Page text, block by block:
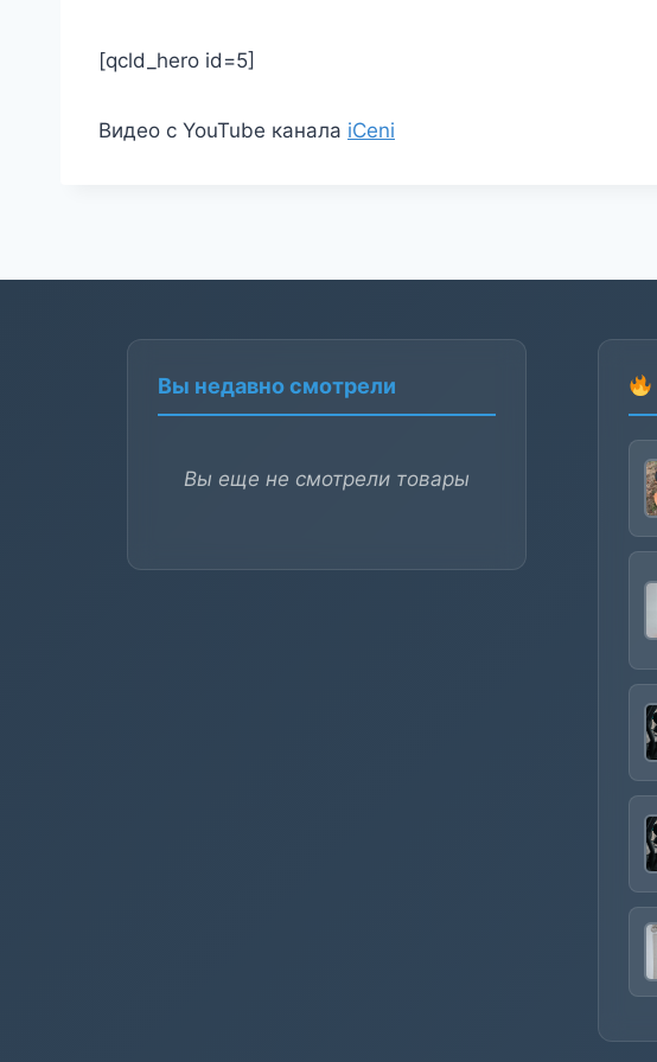
[qcld_hero id=5]
Видео с YouTube канала iCeni
Вы недавно смотрели
Вы еще не смотрели товары